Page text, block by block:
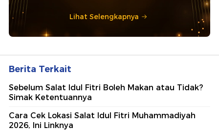
Lihat Selengkapnya
Berita Terkait
Sebelum Salat Idul Fitri Boleh Makan atau Tidak?
Simak Ketentuannya
Cara Cek Lokasi Salat Idul Fitri Muhammadiyah
2026, Ini Linknya